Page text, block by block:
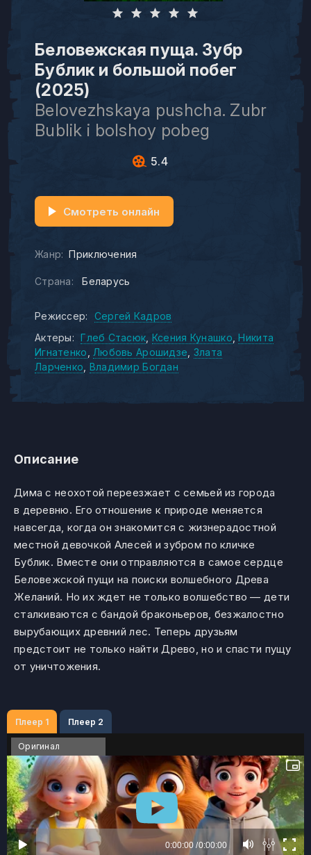
Беловежская пуща. Зубр
Бублик и большой побег
(2025)
Belovezhskaya pushcha. Zubr
Bublik i bolshoy pobeg
5.4
Жанр: Приключения
Страна: Беларусь
Смотреть онлайн
Режиссер:
Сергей Кадров
Актеры:
Глеб Стасюк Ксения Кунашко Никита
Игнатенко
Любовь Арошидзе Злата
Ларченко Владимир Богдан
Описание
Дима с неохотой переезжает с семьей из города
в деревню. Его отношение к природе меняется
навсегда, когда он знакомится с жизнерадостной
местной девочкой Алесей и зубром по кличке
Бублик. Вместе они отправляются в самое сердце
Беловежской пущи на поиски волшебного Древа
Желаний. Но их ждет не только волшебство — дети
сталкиваются с бандой браконьеров, безжалостно
вырубающих древний лес. Теперь друзьям
предстоит не только найти Древо, но и спасти пущу
от уничтожения.
Плеер 1 Плеер 2
Оригинал